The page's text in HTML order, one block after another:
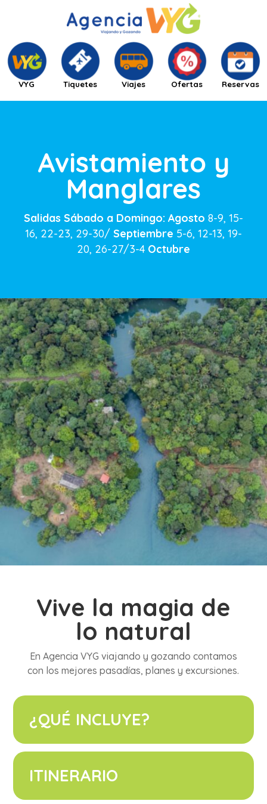
VYG Tiquetes Viajes Ofertas Reservas
Avistamiento y
Manglares
Salidas Sábado a Domingo: Agosto 8-9, 15-
16, 22-23, 29-30/ Septiembre 5-6, 12-13, 19-
20, 26-27/3-4 Octubre
Vive la magia de
lo natural
En Agencia VYG viajando y gozando contamos
con los mejores pasadías, planes y excursiones.
¿QUÉ INCLUYE?
ITINERARIO